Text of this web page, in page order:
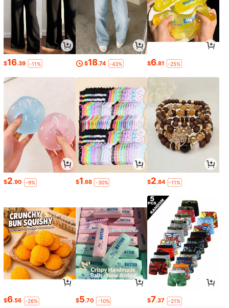
$16.39 -11% $18.74 -43% $6.81 -25%
$2.90 -9% $1.68 -30% $2.84 -11%
$6.56 -26% $5.70 -10% $7.37 -21%